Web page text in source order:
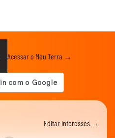
Acessar o Meu Terra →
Editar interesses →